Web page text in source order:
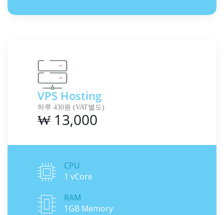
VPS Hosting
하루 430원 (VAT별도)
₩ 13,000
CPU
1 vCore
RAM
1GB Memory